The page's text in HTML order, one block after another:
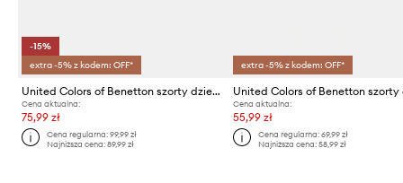
-15%
extra -5% z kodem: OFF*
United Colors of Benetton szorty dziecięce z lnem
Cena aktualna:
75,99 zł
Cena regularna:99,99 zł
Najniższa cena:89,99 zł
extra -5% z kodem: OFF*
Cena aktualna:
55,99 zł
Cena regularna: 69,99 zł
Najniższa cena: 58,99 zł